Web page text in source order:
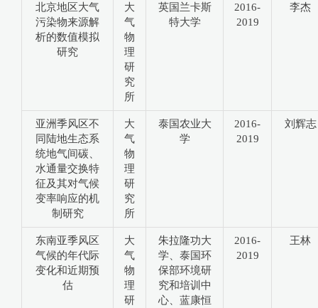
北京地区大气
污染物来源解
析的数值模拟
研究
大
气
物
理
研
究
所
英国兰卡斯
特大学
2016-
2019
李杰
亚洲季风区不
同陆地生态系
统地气间碳、
水通量交换特
征及其对气候
变率响应的机
制研究
大
气
物
理
研
究
所
泰国农业大
学
2016-
2019
刘辉志
东南亚季风区
气候的年代际
变化和近期预
估
大
气
物
理
研
朱拉隆功大
学、泰国环
保部环境研
究和培训中
心、蓝康恒
2016-
2019
王林